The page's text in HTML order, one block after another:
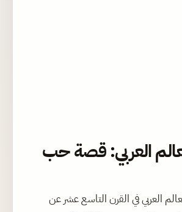
العربي: قصة حب
العربي في القرن التاسع عشر عن